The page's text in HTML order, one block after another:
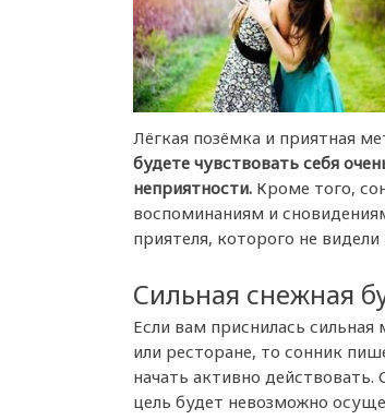
Лёгкая позёмка и приятная
будете чувствовать себя
неприятности. Кроме того,
воспоминаниям и
приятеля, которого не
Сильная снежная
Если вам приснилась
или ресторане, то сонник
начать активно
цель будет невозможно